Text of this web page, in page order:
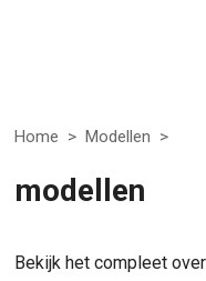
Home > Modellen >
modellen
Bekijk het compleet